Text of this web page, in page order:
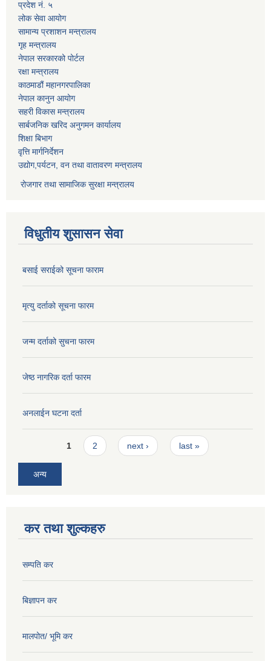
प्रदेश नं. ५
लोक सेवा आयोग
सामान्य प्रशाशन मन्त्रालय
गृह मन्त्रालय
नेपाल सरकारको पोर्टल
रक्षा मन्त्रालय
काठमाडौं महानगरपालिका
नेपाल कानुन आयोग
सहरी विकास मन्त्रालय
सार्बजनिक खरिद अनुगमन कार्यालय
शिक्षा बिभाग
वृत्ति मार्गनिर्देशन
उद्योग,पर्यटन, वन तथा वातावरण मन्त्रालय
रोजगार तथा सामाजिक सुरक्षा मन्त्रालय
विधुतीय शुसासन सेवा
बसाई सराईको सूचना फाराम
मृत्यु दर्ताको सूचना फारम
जन्म दर्ताको सुचना फारम
जेष्ठ नागरिक दर्ता फारम
अनलाईन घटना दर्ता
Pages1 2 next › last »
अन्य
कर तथा शुल्कहरु
सम्पति कर
बिज्ञापन कर
मालपोत/ भूमि कर